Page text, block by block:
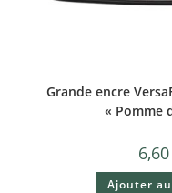
Grande encre
« Pomme
6,60
Ajouter